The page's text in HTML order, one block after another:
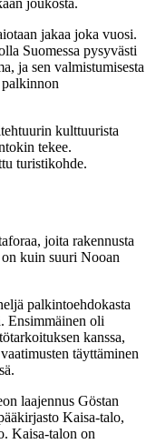
jakaa joka vuosi.
Suomessa pysyvästi
ja sen valmistumisesta
kulttuurista
tekee.
turistikohde.
joita rakennusta
on kuin suuri Nooan
palkintoehdokasta
Ensimmäinen oli
kanssa,
täyttäminen
laajennus Göstan
Kaisa-talo,
Kaisa-talon on